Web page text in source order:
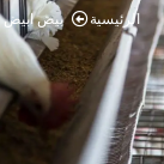
الرئيسية بيض ابيض